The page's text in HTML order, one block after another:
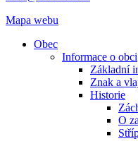
Mapa webu
Obec
Informace o obci
Základní
Znak a
Historie
O